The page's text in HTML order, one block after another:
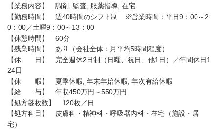
【業務内容】 調剤, 監査, 服薬指導, 在宅
【勤務時間】 週40時間のシフト制 ※営業時間：平日9：00～2
0：00／土曜9：00～13：00
【休憩時間】 60分
【残業時間】 あり（会社全体：月平均5時間程度）
【休 日】 完全週休2日制（日曜、祝日、他1日）／年間休日1
24日
【休 暇】 夏季休暇, 年末年始休暇, 年次有給休暇
【給 与】 年収450万円～550万円
【処方箋枚数】 120枚／日
【処方科目】 皮膚科・精神科・呼吸器内科・在宅（施設・居
宅）